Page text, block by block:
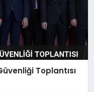
Toplantısı